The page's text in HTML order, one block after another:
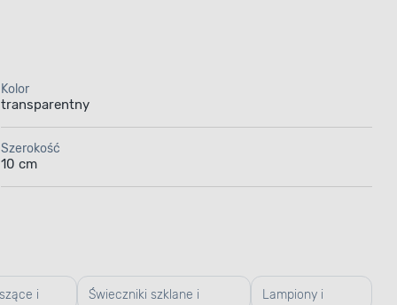
Kolor
transparentny
Szerokość
10 cm
i Świeczniki szklane i Lampiony i